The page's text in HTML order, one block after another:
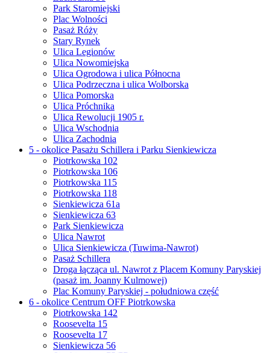
Park Staromiejski
Plac Wolności
Pasaż Róży
Stary Rynek
Ulica Legionów
Ulica Nowomiejska
Ulica Ogrodowa i ulica Północna
Ulica Podrzeczna i ulica Wolborska
Ulica Pomorska
Ulica Próchnika
Ulica Rewolucji 1905 r.
Ulica Wschodnia
Ulica Zachodnia
5 - okolice Pasażu Schillera i Parku Sienkiewicza
Piotrkowska 102
Piotrkowska 106
Piotrkowska 115
Piotrkowska 118
Sienkiewicza 61a
Sienkiewicza 63
Park Sienkiewicza
Ulica Nawrot
Ulica Sienkiewicza (Tuwima-Nawrot)
Pasaż Schillera
Droga łącząca ul. Nawrot z Placem Komuny Paryskiej
(pasaż im. Joanny Kulmowej)
Plac Komuny Paryskiej - południowa część
6 - okolice Centrum OFF Piotrkowska
Piotrkowska 142
Roosevelta 15
Roosevelta 17
Sienkiewicza 56